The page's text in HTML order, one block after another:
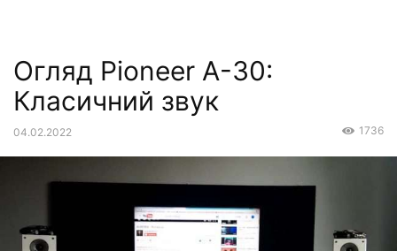
Огляд Pioneer A-30:
Класичний звук
04.02.2022 1736